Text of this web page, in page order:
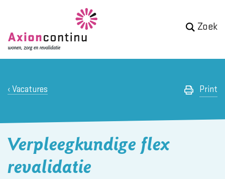
Zoek
Vacatures Print
Verpleegkundige flex
revalidatie